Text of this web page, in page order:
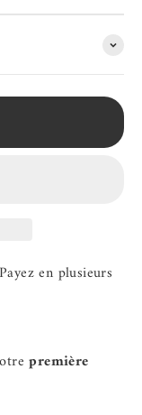
en plusieurs
première